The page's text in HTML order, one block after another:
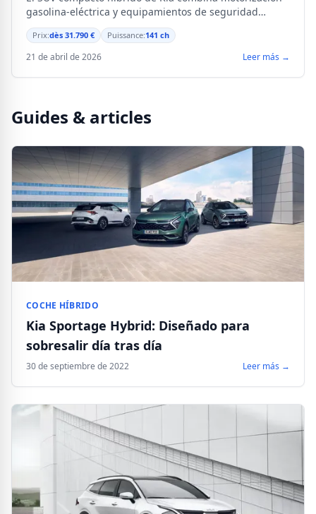
gasolina-eléctrica y equipamientos de seguridad
avanzados para un uso diario versátil.
Prix:dès 31.790 € Puissance:141 ch
21 de abril de 2026 Leer más →
Guides & articles
COCHE HÍBRIDO
Kia Sportage Hybrid: Diseñado para
sobresalir día tras día
30 de septiembre de 2022 Leer más →